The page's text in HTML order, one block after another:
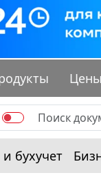
Цены
бухучет